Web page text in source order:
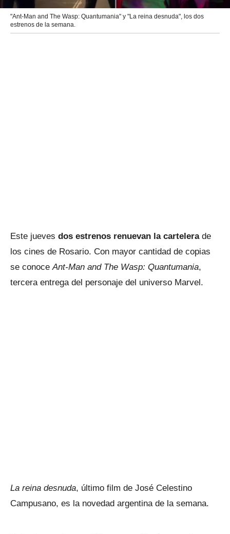
"Ant-Man and The Wasp: Quantumania" y "La reina desnuda", los dos
estrenos de la semana.
Este jueves dos estrenos renuevan la cartelerade
los cines de Rosario. Con mayor cantidad de copias
se conoceAnt-Man and The Wasp: Quantumania,
tercera entrega del personaje del universo Marvel.
La reina desnuda, último film de José Celestino
Campusano, es la novedad argentina de la semana.